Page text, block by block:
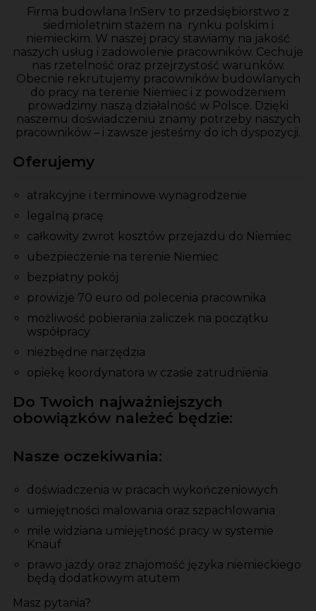
Firma budowlana InServ to przedsiębiorstwo z
siedmioletnim stażem na rynku polskim i
niemieckim. W naszej pracy stawiamy na jakość
naszych usług i zadowolenie pracowników. Cechuje
nas rzetelność oraz przejrzystość warunków.
Obecnie rekrutujemy pracowników budowlanych
do pracy na terenie Niemiec i z powodzeniem
prowadzimy naszą działalność w Polsce. Dzięki
naszemu doświadczeniu znamy potrzeby naszych
pracowników – i zawsze jesteśmy do ich dyspozycji.
Oferujemy
atrakcyjne i terminowe wynagrodzenie
legalną pracę
całkowity zwrot kosztów przejazdu do Niemiec
ubezpieczenie na terenie Niemiec
bezpłatny pokój
prowizje 70 euro od polecenia pracownika
możliwość pobierania zaliczek na początku
współpracy
niezbędne narzędzia
opiekę koordynatora w czasie zatrudnienia
Do Twoich najważniejszych
obowiązków należeć będzie:
Nasze oczekiwania:
doświadczenia w pracach wykończeniowych
umiejętności malowania oraz szpachlowania
mile widziana umiejętność pracy w systemie
Knauf
prawo jazdy oraz znajomość języka niemieckiego
będą dodatkowym atutem
Masz pytania?